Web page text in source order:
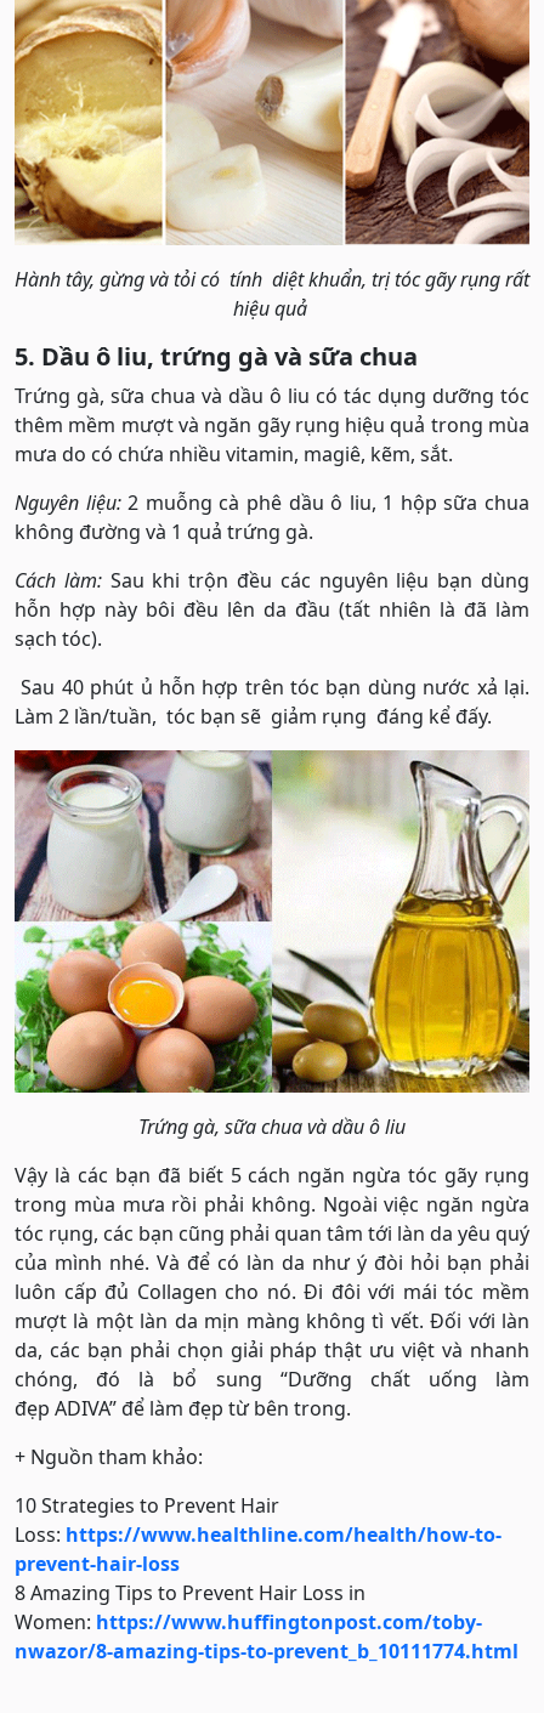
Hành tây, gừng và tỏi có tính diệt khuẩn, trị tóc gãy rụng rất
hiệu quả
5. Dầu ô liu, trứng gà và sữa chua
Trứng gà, sữa chua và dầu ô liu có tác dụng dưỡng tóc
thêm mềm mượt và ngăn gãy rụng hiệu quả trong mùa
mưa do có chứa nhiều vitamin, magiê, kẽm, sắt.
Nguyên liệu:2 muỗng cà phê dầu ô liu, 1 hộp sữa chua
không đường và 1 quả trứng gà.
Cách làm:Sau khi trộn đều các nguyên liệu bạn dùng
hỗn hợp này bôi đều lên da đầu (tất nhiên là đã làm
sạch tóc).
Sau 40 phút ủ hỗn hợp trên tóc bạn dùng nước xả lại.
Làm 2 lần/tuần, tóc bạn sẽ giảm rụng đáng kể đấy.
Trứng gà, sữa chua và dầu ô liu
Vậy là các bạn đã biết 5 cách ngăn ngừa tóc gãy rụng
trong mùa mưa rồi phải không. Ngoài việc ngăn ngừa
tóc rụng, các bạn cũng phải quan tâm tới làn da yêu quý
của mình nhé. Và để có làn da như ý đòi hỏi bạn phải
luôn cấp đủ Collagen cho nó. Đi đôi với mái tóc mềm
mượt là một làn da mịn màng không tì vết. Đối với làn
da, các bạn phải chọn giải pháp thật ưu việt và nhanh
chóng, đó là bổ sung “Dưỡng chất uống làm
đẹp ADIVA” để làm đẹp từ bên trong.
+ Nguồn tham khảo:
10 Strategies to Prevent Hair
Loss: https://www.healthline.com/health/how-to-
prevent-hair-loss
8 Amazing Tips to Prevent Hair Loss in
Women: https://www.huffingtonpost.com/toby-
nwazor/8-amazing-tips-to-prevent_b_10111774.html